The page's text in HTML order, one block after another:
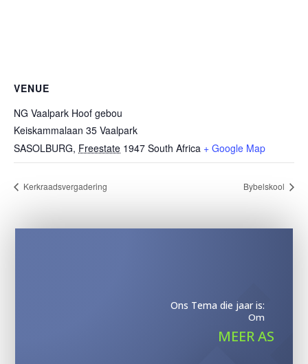
VENUE
NG Vaalpark Hoof gebou
Keiskammalaan 35 Vaalpark
SASOLBURG, Freestate 1947 South Africa + Google Map
Kerkraadsvergadering Bybelskool
Ons Tema die jaar is:
Om
MEER AS